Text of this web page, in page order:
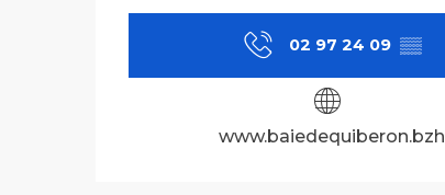
02 97 24 09 ▒▒
www.baiedequiberon.bzh